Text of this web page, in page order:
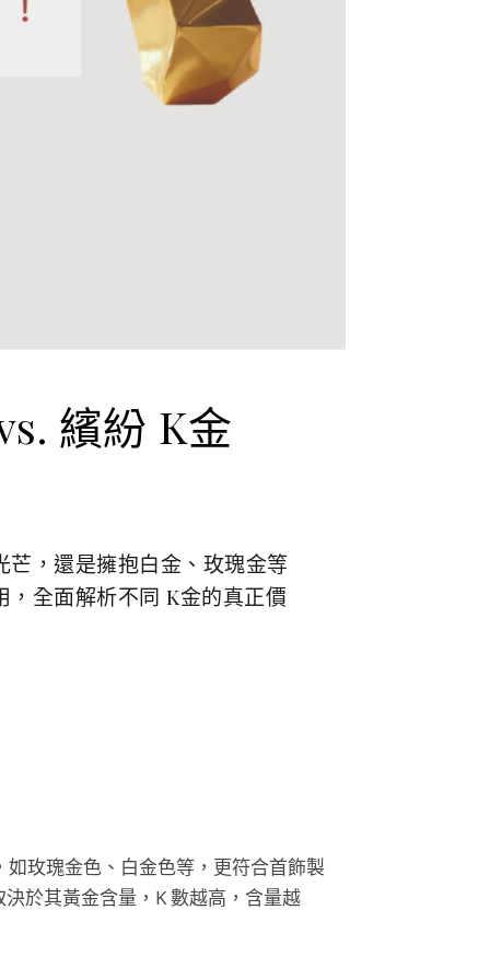
繽紛 K金
，還是擁抱白金、玫瑰金等
全面解析不同 K金的真正價
玫瑰金色、白金色等，更符合首飾製
於其黃金含量，K 數越高，含量越